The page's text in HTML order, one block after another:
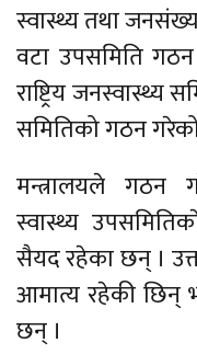
स्वास्थ्य तथा
वटा उपसमिति
राष्ट्रिय जनस्वास्थ्य
समितिको गठन
मन्त्रालयले गठन
स्वास्थ्य
सैयद रहेका छन् ।
आमात्य रहेकी छिन्
छन् ।